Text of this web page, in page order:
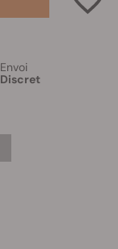
Envoi
Discret